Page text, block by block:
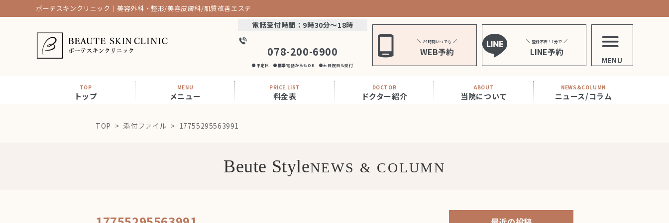
ボーテスキンクリニック｜美容外科・整形/美容皮膚科/肌質改善エステ
電話受付時間：9時30分～18時
078-200-6900
●不定休 ●携帯電話からもOK ●土日祝日も受付
24時間いつでも
WEB予約
登録不要！1分で
LINE予約
MENU
TOP
トップ
MENU
メニュー
PRICE LIST
料金表
DOCTOR
ドクター紹介
ABOUT
当院について
NEWS&COLUMN
ニュース/コラム
TOP 添付ファイル 17755295563991
Beute Style